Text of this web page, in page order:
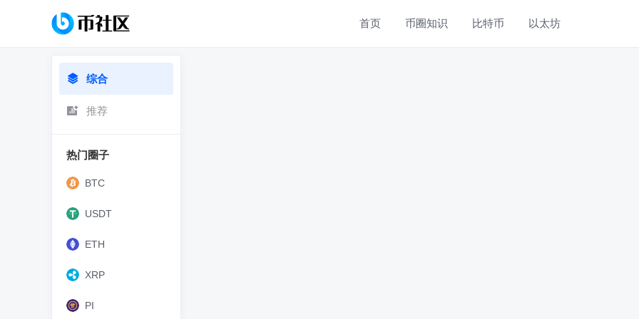
首页 币圈知识 比特币 以太坊
综合
推荐
热门圈子
BTC
USDT
ETH
XRP
PI